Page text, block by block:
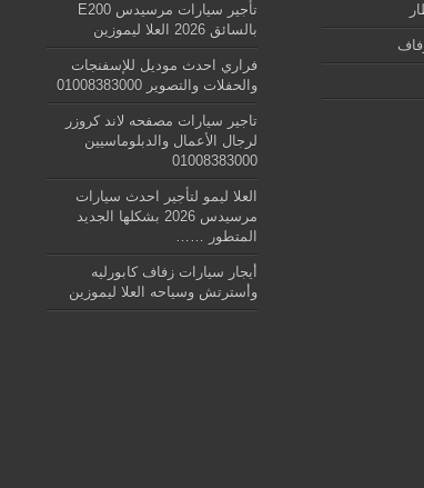
تأجير سيارات مرسيدس E200
بالسائق 2026 العلا ليموزين
فراري احدث موديل للإسفنجات
والحفلات والتصوير 01008383000
تاجير سيارات مصفحه لاند كروزر
لرجال الأعمال والدبلوماسيين
01008383000
العلا ليمو لتأجير احدث سيارات
مرسيدس 2026 بشكلها الجديد
المتطور ……
أيجار سيارات زفاف كابورليه
وأسترتش وسياحه العلا ليموزين